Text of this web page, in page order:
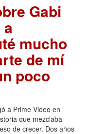
Gabi
a
mucho
de mí
poco
a Prime Video en
que mezclaba
de crecer. Dos años